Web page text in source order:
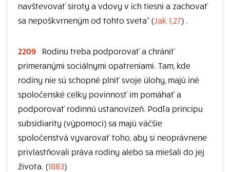
navštevovať siroty a vdovy v ich tiesni a zachovať
sa nepoškvrneným od tohto sveta“ (Jak 1,27) .
2209
Rodinu treba podporovať a chrániť
primeranými sociálnymi opatreniami. Tam, kde
rodiny nie sú schopné plniť svoje úlohy, majú iné
spoločenské celky povinnosť im pomáhať a
podporovať rodinnú ustanovizeň. Podľa princípu
subsidiarity (výpomoci) sa majú väčšie
spoločenstvá vyvarovať toho, aby si neoprávnene
privlastňovali práva rodiny alebo sa miešali do jej
života. (1883)